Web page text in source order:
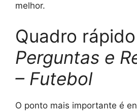
melhor.
Quadro
Perguntas e
– Futebol
O ponto mais importante é